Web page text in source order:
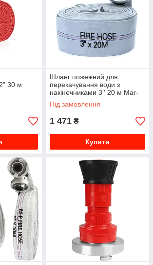
30 м
Шланг пожежний для
перекачування води з
накінечниками 3'' 20 м Mar-
Pol M85328
Під замовлення
1 471 ₴
Купити